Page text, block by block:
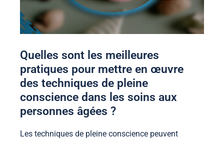
Quelles sont les meilleures
pratiques pour mettre en œuvre
des techniques de pleine
conscience dans les soins aux
personnes âgées ?
Les techniques de pleine conscience peuvent